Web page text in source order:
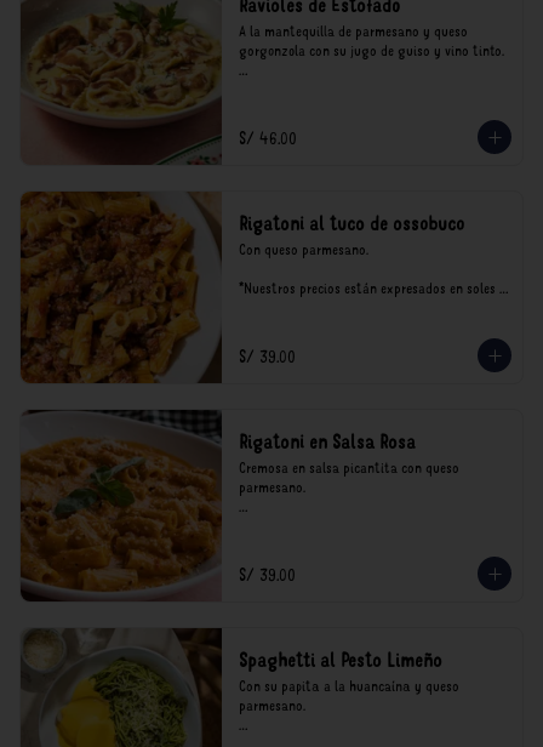
A la mantequilla de parmesano y queso
gorgonzola con su jugo de guiso y vino tinto.
consumo.
S/ 46.00
Rigatoni al tuco de ossobuco
Con queso parmesano.
*Nuestros precios están expresados en soles e
S/ 39.00
Rigatoni en Salsa Rosa
Cremosa en salsa picantita con queso
parmesano.
consumo.
S/ 39.00
Spaghetti al Pesto Limeño
Con su papita a la huancaína y queso
parmesano.